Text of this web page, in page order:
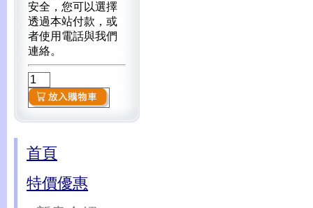
安全，您可以選擇
透過本站付款，或
者使用電話與我們
連絡。
首頁
特價優惠